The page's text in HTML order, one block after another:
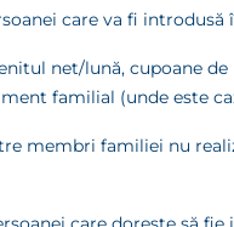
care va fi
net/lună, cupoane
familial (unde este
membri familiei nu